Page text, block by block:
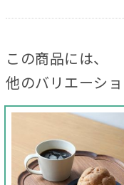
この商品には、
他のバリエーシ